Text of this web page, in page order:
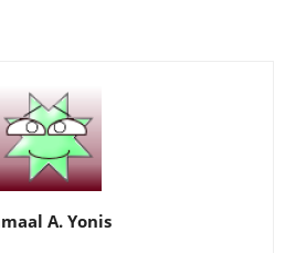
A. Yonis